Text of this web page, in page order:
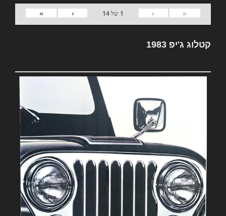
«
‹
1 של14
›
»
קטלוג ג'יפ 1983